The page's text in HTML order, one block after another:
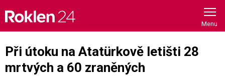
content
Při útoku na Atatürkově letišti 28
mrtvých a 60 zraněných